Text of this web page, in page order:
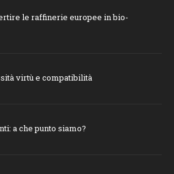
le raffinerie europee in bio-
virtù e compatibilità
a che punto siamo?